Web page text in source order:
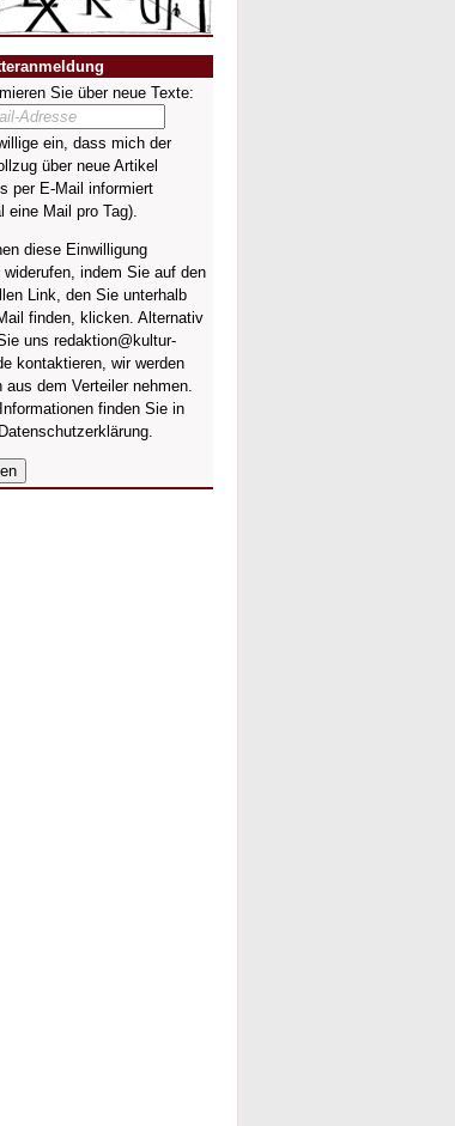
Sie über neue Texte:
ein, dass mich der
über neue Artikel
per E-Mail informiert
eine Mail pro Tag).
diese Einwilligung
widerufen, indem Sie auf den
Link, den Sie unterhalb
finden, klicken. Alternativ
uns redaktion@kultur-
kontaktieren, wir werden
aus dem Verteiler nehmen.
finden Sie in
Datenschutzerklärung.